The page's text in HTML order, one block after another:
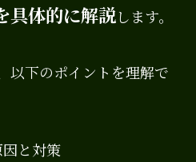
具体的に解説します。
以下のポイントを理解で
と対策